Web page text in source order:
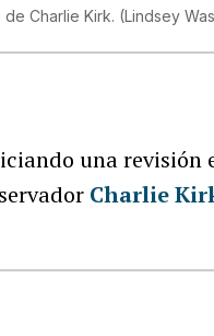
Charlie Kirk. (Lindsey
una revisión
Charlie